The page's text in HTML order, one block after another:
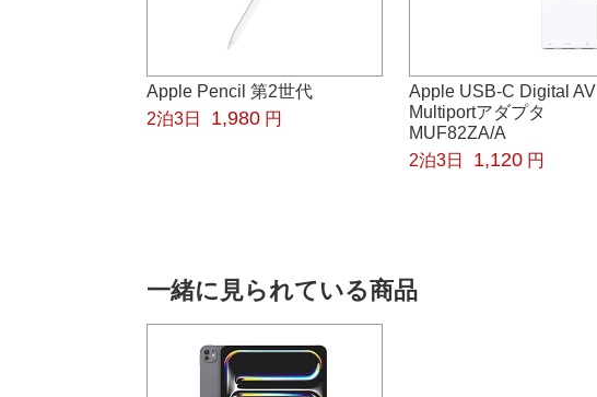
Apple Pencil 第2世代
2泊3日
1,980 円
Apple USB-C Digital AV
Multiportアダプタ
MUF82ZA/A
2泊3日
1,120 円
一緒に見られている商品